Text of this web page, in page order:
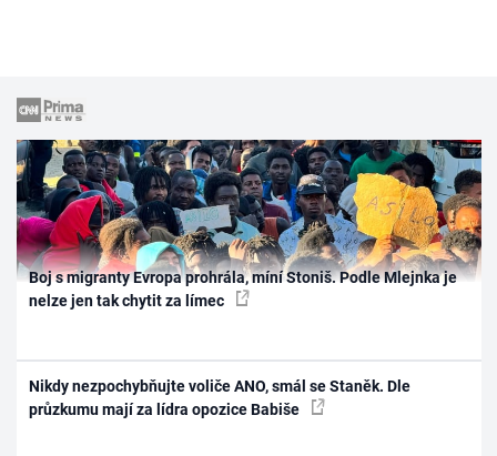
Boj s migranty Evropa prohrála, míní Stoniš. Podle Mlejnka je
nelze jen tak chytit za límec
Nikdy nezpochybňujte voliče ANO, smál se Staněk. Dle
průzkumu mají za lídra opozice Babiše